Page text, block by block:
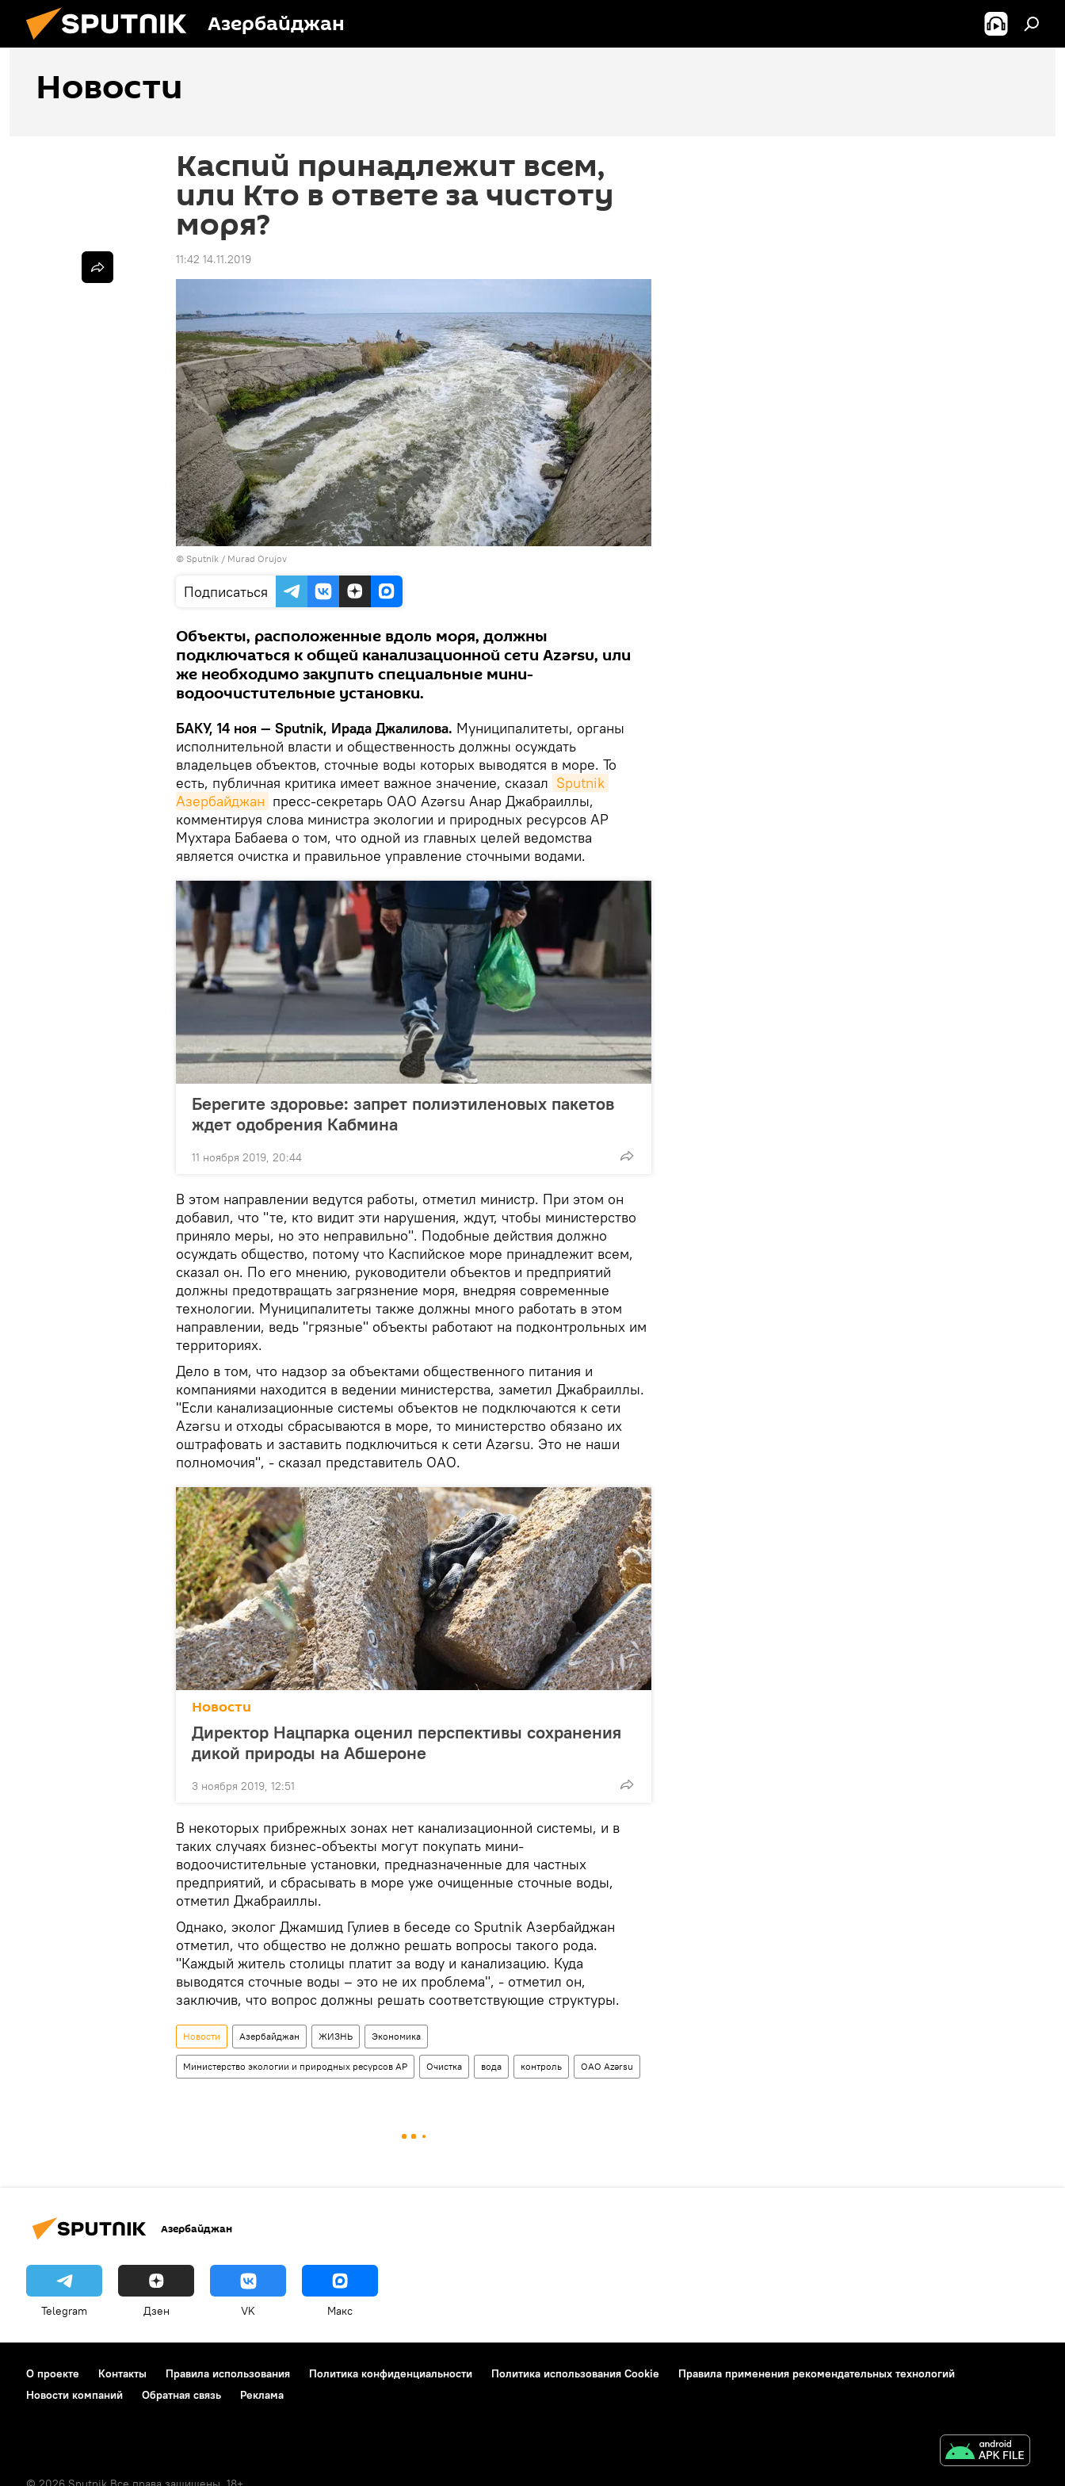
Азербайджан
Новости
Каспий принадлежит всем,
или Кто в ответе за чистоту
моря?
11:42 14.11.2019
© Sputnik / Murad Orujov
Подписаться
Объекты, расположенные вдоль моря, должны
подключаться к общей канализационной сети Azərsu, или
же необходимо закупить специальные мини-
водоочистительные установки.
БАКУ, 14 ноя — Sputnik, Ирада Джалилова. Муниципалитеты, органы
исполнительной власти и общественность должны осуждать
владельцев объектов, сточные воды которых выводятся в море. То
есть, публичная критика имеет важное значение, сказал Sputnik
Азербайджан пресс-секретарь ОАО Azərsu Анар Джабраиллы,
комментируя слова министра экологии и природных ресурсов АР
Мухтара Бабаева о том, что одной из главных целей ведомства
является очистка и правильное управление сточными водами.
Берегите здоровье: запрет полиэтиленовых пакетов
ждет одобрения Кабмина
11 ноября 2019, 20:44
В этом направлении ведутся работы, отметил министр. При этом он
добавил, что "те, кто видит эти нарушения, ждут, чтобы министерство
приняло меры, но это неправильно". Подобные действия должно
осуждать общество, потому что Каспийское море принадлежит всем,
сказал он. По его мнению, руководители объектов и предприятий
должны предотвращать загрязнение моря, внедряя современные
технологии. Муниципалитеты также должны много работать в этом
направлении, ведь "грязные" объекты работают на подконтрольных им
территориях.
Дело в том, что надзор за объектами общественного питания и
компаниями находится в ведении министерства, заметил Джабраиллы.
"Если канализационные системы объектов не подключаются к сети
Azərsu и отходы сбрасываются в море, то министерство обязано их
оштрафовать и заставить подключиться к сети Azərsu. Это не наши
полномочия", - сказал представитель ОАО.
Новости
Директор Нацпарка оценил перспективы сохранения
дикой природы на Абшероне
3 ноября 2019, 12:51
В некоторых прибрежных зонах нет канализационной системы, и в
таких случаях бизнес-объекты могут покупать мини-
водоочистительные установки, предназначенные для частных
предприятий, и сбрасывать в море уже очищенные сточные воды,
отметил Джабраиллы.
Однако, эколог Джамшид Гулиев в беседе со Sputnik Азербайджан
отметил, что общество не должно решать вопросы такого рода.
"Каждый житель столицы платит за воду и канализацию. Куда
выводятся сточные воды – это не их проблема", - отметил он,
заключив, что вопрос должны решать соответствующие структуры.
Новости Азербайджан ЖИЗНЬ Экономика
Министерство экологии и природных ресурсов АР Очистка вода контроль ОАО Azərsu
Азербайджан
Telegram Дзен VK Макс
О проекте Контакты Правила использования Политика конфиденциальности Политика использования Cookie
Правила применения рекомендательных технологий
Новости компаний
Обратная связь Реклама